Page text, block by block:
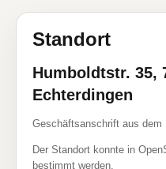
Standort
Humboldtstr. 35,
Echterdingen
Geschäftsanschrift aus dem
Der Standort konnte in
bestimmt werden.